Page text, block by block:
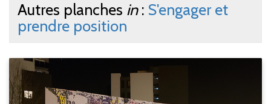
Autres planches in: S'engager et
prendre position